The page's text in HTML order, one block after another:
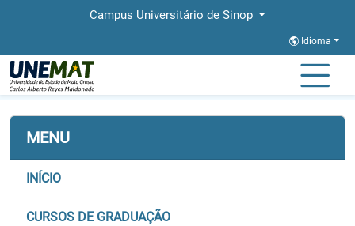
Campus Universitário de Sinop
Idioma
Página Inicial
MENU
INÍCIO
CURSOS DE GRADUAÇÃO